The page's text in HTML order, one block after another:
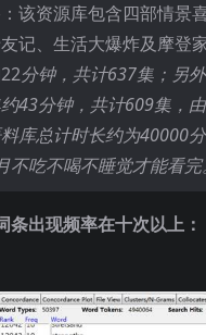
该资源库包含四部情景
记、生活大爆炸及摩登
分钟，共计637集；另
43分钟，共计609集，
库总计时长约为40000
不吃不喝不睡觉才能看完。
条出现频率在十次以上：